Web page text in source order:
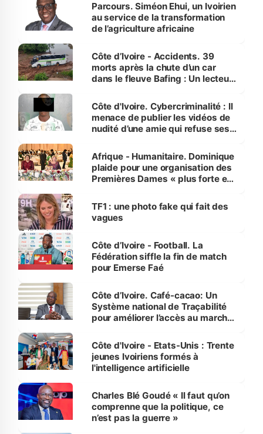
Parcours. Siméon Ehui, un Ivoirien
au service de la transformation
de l’agriculture africaine
Côte d’Ivoire - Accidents. 39
morts après la chute d’un car
dans le fleuve Bafing : Un lecteur
des Transports
Côte d'Ivoire. Cybercriminalité : Il
menace de publier les vidéos de
nudité d’une amie qui refuse ses
Afrique - Humanitaire. Dominique
plaide pour une organisation des
Premières Dames « plus forte et
sur la scène internationale »
TF1 : une photo fake qui fait des
vagues
Côte d’Ivoire - Football. La
Fédération siffle la fin de match
pour Emerse Faé
Côte d’Ivoire. Café-cacao: Un
Système national de Traçabilité
pour améliorer l’accès au marché
Côte d'Ivoire - Etats-Unis : Trente
jeunes Ivoiriens formés à
l'intelligence artificielle
Charles Blé Goudé « Il faut qu’on
comprenne que la politique, ce
n’est pas la guerre »